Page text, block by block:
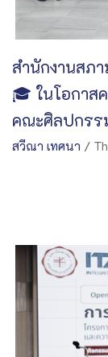
สำนักงานสภ
🎓 ในโอกาส
คณะศิลปกรร
สวีณา เทศนา /